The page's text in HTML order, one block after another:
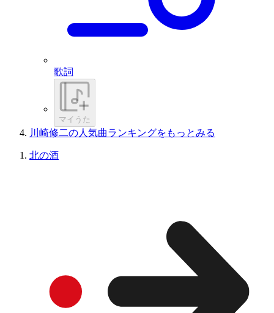
歌詞
マイうた
川崎修二の人気曲ランキングをもっとみる
北の酒